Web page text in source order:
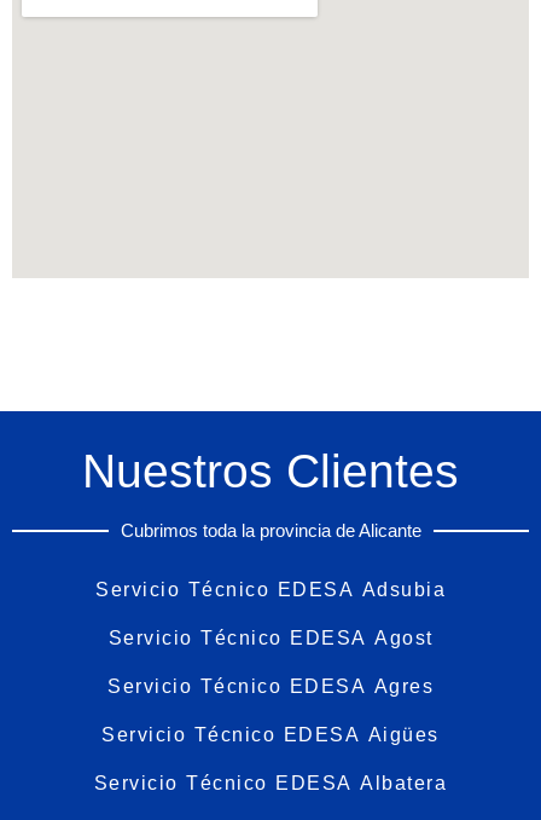
Nuestros Clientes
Cubrimos toda la provincia de Alicante
Servicio Técnico EDESA Adsubia
Servicio Técnico EDESA Agost
Servicio Técnico EDESA Agres
Servicio Técnico EDESA Aigües
Servicio Técnico EDESA Albatera